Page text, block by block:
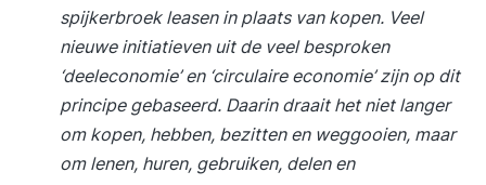
spijkerbroek leasen in plaats van kopen. Veel
nieuwe initiatieven uit de veel besproken
‘deeleconomie’ en ‘circulaire economie’ zijn op dit
principe gebaseerd. Daarin draait het niet langer
om kopen, hebben, bezitten en weggooien, maar
om lenen, huren, gebruiken, delen en